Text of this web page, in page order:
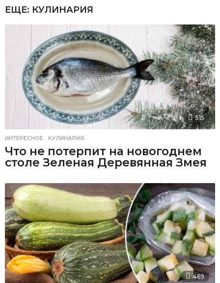
ЕЩЕ: КУЛИНАРИЯ
515
ИНТЕРЕСНОЕ ,КУЛИНАРИЯ
Что не потерпит на новогоднем
столе Зеленая Деревянная Змея
469